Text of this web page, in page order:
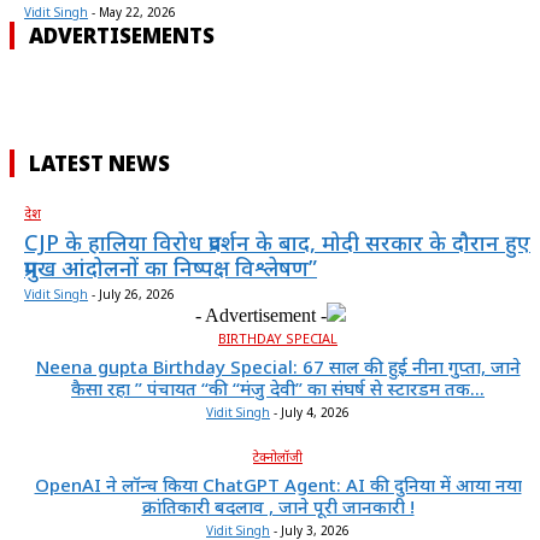
Vidit Singh - May 22, 2026
ADVERTISEMENTS
LATEST NEWS
देश
CJP के हालिया विरोध प्रदर्शन के बाद, मोदी सरकार के दौरान हुए
प्रमुख आंदोलनों का निष्पक्ष विश्लेषण”
Vidit Singh - July 26, 2026
- Advertisement -
BIRTHDAY SPECIAL
Neena gupta Birthday Special: 67 साल की हुईं नीना गुप्ता, जाने
कैसा रहा ” पंचायत “की “मंजु देवी” का संघर्ष से स्टारडम तक...
Vidit Singh - July 4, 2026
टेक्नोलॉजी
OpenAI ने लॉन्च किया ChatGPT Agent: AI की दुनिया में आया नया
क्रांतिकारी बदलाव , जाने पूरी जानकारी !
Vidit Singh - July 3, 2026